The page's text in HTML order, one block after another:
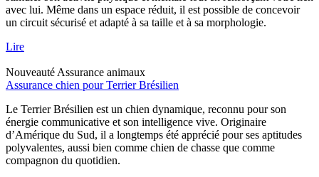
avec lui. Même dans un espace réduit, il est possible de concevoir
un circuit sécurisé et adapté à sa taille et à sa morphologie.
Lire
Nouveauté Assurance animaux
Assurance chien pour Terrier Brésilien
Le Terrier Brésilien est un chien dynamique, reconnu pour son
énergie communicative et son intelligence vive. Originaire
d’Amérique du Sud, il a longtemps été apprécié pour ses aptitudes
polyvalentes, aussi bien comme chien de chasse que comme
compagnon du quotidien.